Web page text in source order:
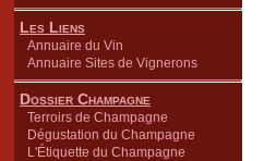
Les Liens
Annuaire du Vin
Annuaire Sites de Vignerons
Dossier Champagne
Terroirs de Champagne
Dégustation du Champagne
L'Étiquette du Champagne